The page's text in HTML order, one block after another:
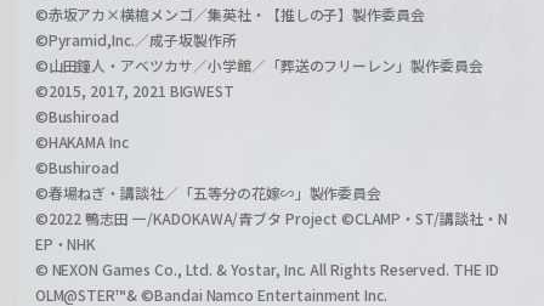
©赤坂アカ×横槍メンゴ／集英社・【推しの子】製作委員会
©Pyramid,Inc.／成子坂製作所
©山田鐘人・アベツカサ／小学館／「葬送のフリーレン」製作委員会
©2015, 2017, 2021 BIGWEST
©Bushiroad
©HAKAMA Inc
©Bushiroad
©春場ねぎ・講談社／「五等分の花嫁∽」製作委員会
©2022 鴨志田 一/KADOKAWA/青ブタ Project ©CLAMP・ST/講談社・N
EP・NHK
© NEXON Games Co., Ltd. & Yostar, Inc. All Rights Reserved. THE ID
OLM@STER™& ©Bandai Namco Entertainment Inc.